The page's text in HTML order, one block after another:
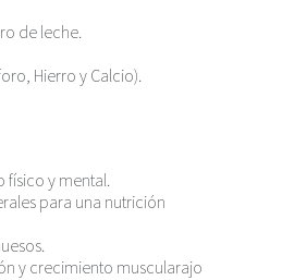
de leche.
Hierro y Calcio).
físico y mental.
para una nutrición
y crecimiento muscularajo